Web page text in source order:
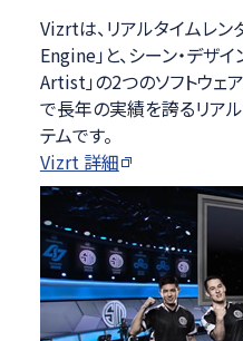
Vizrtは、リアルタイムレン
Engine」と、シーン・デザ
Artist」の2つのソフトウェ
で長年の実績を誇るリア
テムです。
Vizrt 詳細